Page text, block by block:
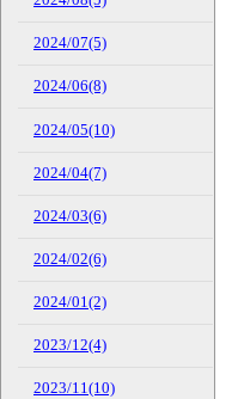
2024/07(5)
2024/06(8)
2024/05(10)
2024/04(7)
2024/03(6)
2024/02(6)
2024/01(2)
2023/12(4)
2023/11(10)